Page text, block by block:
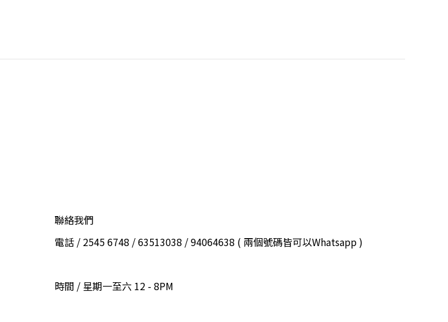
聯絡我們
電話 / 2545 6748 / 63513038 / 94064638 ( 兩個號碼皆可以Whatsapp )
時間 / 星期一至六 12 - 8PM